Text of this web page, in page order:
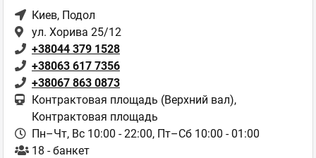
Киев, Подол
ул. Хорива 25/12
+38044 379 1528
+38063 617 7356
+38067 863 0873
Контрактовая площадь (Верхний вал),
Контрактовая площадь
Пн–Чт, Вс 10:00 - 22:00, Пт–Сб 10:00 - 01:00
18 - банкет